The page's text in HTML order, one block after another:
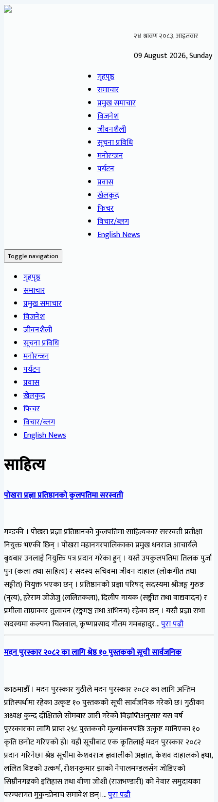
09 August 2026, Sunday
गृहपृष्ठ
समाचार
प्रमुख समाचार
विजनेश
जीवनशैली
सूचना प्रविधि
मनोरन्जन
पर्यटन
प्रवास
खेलकुद
फिचर
विचार/ब्लग
English News
Toggle navigation
गृहपृष्ठ
समाचार
प्रमुख समाचार
विजनेश
जीवनशैली
सूचना प्रविधि
मनोरन्जन
पर्यटन
प्रवास
खेलकुद
फिचर
विचार/ब्लग
English News
साहित्य
पोखरा प्रज्ञा प्रतिष्ठानको कुलपतिमा सरस्वती
गण्डकी । पोखरा प्रज्ञा प्रतिष्ठानको कुलपतिमा साहित्यकार सरस्वती प्रतीक्षा
नियुक्त भएकी छिन् । पोखरा महानगरपालिकाका प्रमुख धनराज आचार्यले
बुधबार उनलाई नियुक्ति पत्र प्रदान गरेका हुन् । यस्तै उपकुलपतिमा तिलक पुर्जा
पुन (कला तथा साहित्य) र सदस्य सचिवमा जीवन दाहाल (लोकगीत तथा
सङ्गीत) नियुक्त भएका छन् । प्रतिष्ठानको प्रज्ञा परिषद् सदस्यमा श्रीजङ्ग गुरुङ
(नृत्य), हरेराम जोजेजु (ललितकला), दिलीप गायक (सङ्गीत तथा वाद्यवादन) र
प्रमीला ताम्राकार तुलाचन (रङ्गमञ्च तथा अभिनय) रहेका छन् । यस्तै प्रज्ञा सभा
सदस्यमा कल्पना चिलवाल, कृष्णप्रसाद गौतम गमबहादुर…पुरा पढौ
मदन पुरस्कार २०८२ का लागि श्रेष्ठ १० पुस्तकको सूची सार्वजनिक
काठमाडौँ । मदन पुरस्कार गुठीले मदन पुरस्कार २०८२ का लागि अन्तिम
प्रतिस्पर्धामा रहेका उत्कृष्ट १० पुस्तकको सूची सार्वजनिक गरेको छ। गुठीका
अध्यक्ष कुन्द दीक्षितले सोमबार जारी गरेको विज्ञप्तिअनुसार यस वर्ष
पुरस्कारका लागि प्राप्त २९८ पुस्तकको मूल्यांकनपछि उत्कृष्ट मानिएका १०
कृति छनोट गरिएको हो। यही सूचीबाट एक कृतिलाई मदन पुरस्कार २०८२
प्रदान गरिनेछ। श्रेष्ठ सूचीमा केशवराज ज्ञवालीको अज्ञात, केशव दाहालको इथा,
ललित विष्टको उत्कर्ष, रोशनकुमार झाको नेपालमण्डलसँग जोडिएको
सिम्रौनगढको इतिहास तथा वीणा जोशी (राजभण्डारी) को नेवार समुदायका
परम्परागत मुकुन्डोनाच समावेश छन्।…पुरा पढौ